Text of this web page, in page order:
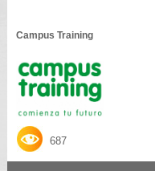
Campus Training
687